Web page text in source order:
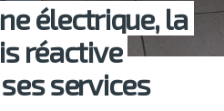
électrique, la
réactive
services